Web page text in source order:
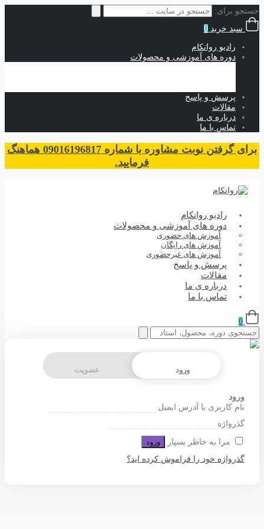
جستجو برای:
سبد خرید 0
رادیو روانکام
دوره های آموزشی و محصولات
پرسش و پاسخ
مقالات
درباره ی ما
تماس با ما
برای گرفتن نوبت مشاوره با شماره 09016196817 هماهنگ
فرمایید.
رادیو روانکام
دوره های آموزشی و محصولات
آموزش های حضوری
آموزش های رایگان
آموزش های غیرحضوری
پرسش و پاسخ
مقالات
درباره ی ما
تماس با ما
0
ورود عضویت
ورود
نام کاربری یا آدرس ایمیل
گذرواژه
مرا به خاطر بسپار
ورود
گذرواژه خود را فراموش کرده اید؟